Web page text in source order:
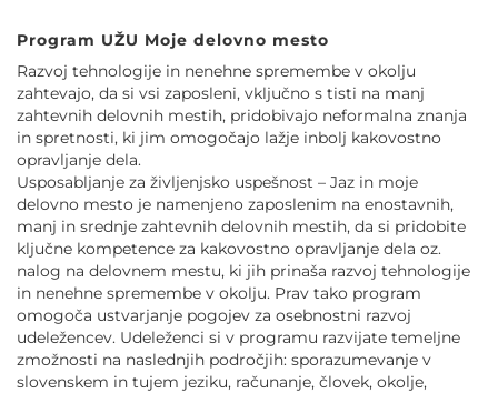
Program UŽU Moje delovno mesto
Razvoj tehnologije in nenehne spremembe v okolju
zahtevajo, da si vsi zaposleni, vključno s tisti na manj
zahtevnih delovnih mestih, pridobivajo neformalna znanja
in spretnosti, ki jim omogočajo lažje inbolj kakovostno
opravljanje dela.
Usposabljanje za življenjsko uspešnost – Jaz in moje
delovno mesto je namenjeno zaposlenim na enostavnih,
manj in srednje zahtevnih delovnih mestih, da si pridobite
ključne kompetence za kakovostno opravljanje dela oz.
nalog na delovnem mestu, ki jih prinaša razvoj tehnologije
in nenehne spremembe v okolju. Prav tako program
omogoča ustvarjanje pogojev za osebnostni razvoj
udeležencev. Udeleženci si v programu razvijate temeljne
zmožnosti na naslednjih področjih: sporazumevanje v
slovenskem in tujem jeziku, računanje, človek, okolje,